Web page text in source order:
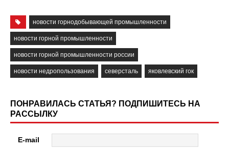
новости горнодобывающей промышленности
новости горной промышленности
новости горной промышленности россии
новости недропользования северсталь яковлевский гок
ПОНРАВИЛАСЬ СТАТЬЯ? ПОДПИШИТЕСЬ НА
РАССЫЛКУ
E-mail